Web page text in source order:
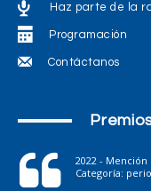
Haz parte de la
Programación
Contáctanos
2022 -
Categoría: